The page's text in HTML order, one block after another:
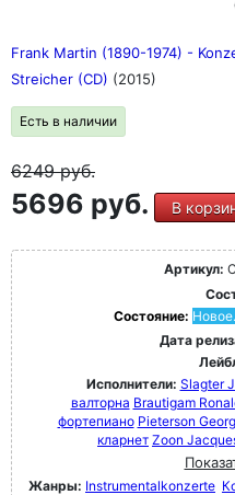
Frank Martin (1890-1974) -
Streicher (CD) (2015)
Есть в наличии
6249руб.
5696 руб. В
Артикул:
Состояние:
Дата
Исполнители: Slagter
валторна Brautigam
фортепиано Pieterson
кларнет Zoon
Жанры: Instrumentalkonzerte